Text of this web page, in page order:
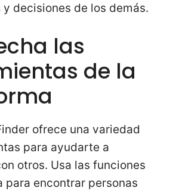
decisiones de los demás.
las
de la
ofrece una variedad
para ayudarte a
otros. Usa las funciones
para encontrar personas